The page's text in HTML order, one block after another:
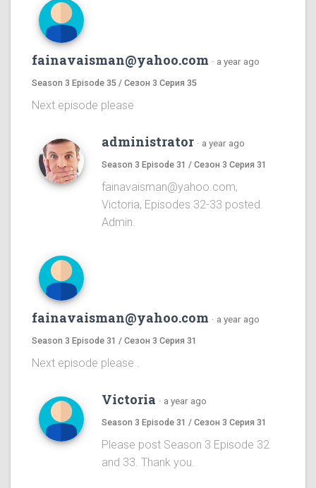
fainavaisman@yahoo.com · a year ago
Season 3 Episode 35 / Сезон 3 Серия 35
Next episode please
administrator · a year ago
Season 3 Episode 31 / Сезон 3 Серия 31
fainavaisman@yahoo.com,
Victoria, Episodes 32-33 posted.
Admin.
fainavaisman@yahoo.com · a year ago
Season 3 Episode 31 / Сезон 3 Серия 31
Next episode please .
Victoria · a year ago
Season 3 Episode 31 / Сезон 3 Серия 31
Please post Season 3 Episode 32
and 33. Thank you.